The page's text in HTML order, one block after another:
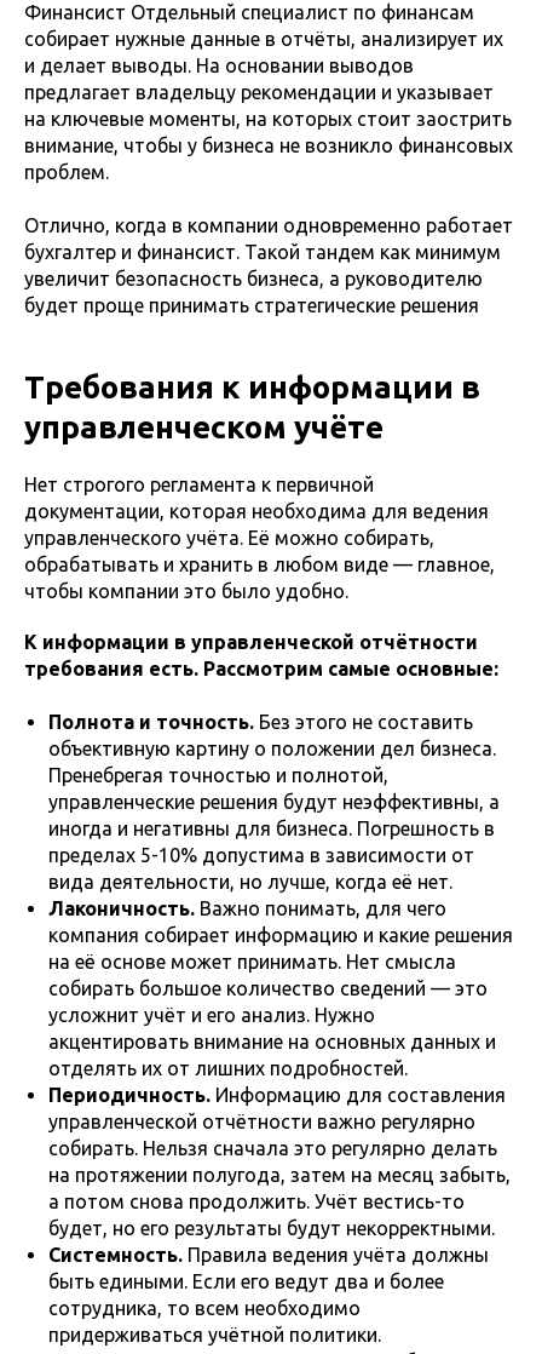
Финансист Отдельный специалист по финансам
собирает нужные данные в отчёты, анализирует их
и делает выводы. На основании выводов
предлагает владельцу рекомендации и указывает
на ключевые моменты, на которых стоит заострить
внимание, чтобы у бизнеса не возникло финансовых
проблем.
Отлично, когда в компании одновременно работает
бухгалтер и финансист. Такой тандем как минимум
увеличит безопасность бизнеса, а руководителю
будет проще принимать стратегические решения
Требования к информации в
управленческом учёте
Нет строгого регламента к первичной
документации, которая необходима для ведения
управленческого учёта. Её можно собирать,
обрабатывать и хранить в любом виде — главное,
чтобы компании это было удобно.
К информации в управленческой отчётности
требования есть. Рассмотрим самые основные:
Полнота и точность. Без этого не составить
объективную картину о положении дел бизнеса.
Пренебрегая точностью и полнотой,
управленческие решения будут неэффективны, а
иногда и негативны для бизнеса. Погрешность в
пределах 5-10% допустима в зависимости от
вида деятельности, но лучше, когда её нет.
Лаконичность. Важно понимать, для чего
компания собирает информацию и какие решения
на её основе может принимать. Нет смысла
собирать большое количество сведений — это
усложнит учёт и его анализ. Нужно
акцентировать внимание на основных данных и
отделять их от лишних подробностей.
Периодичность. Информацию для составления
управленческой отчётности важно регулярно
собирать. Нельзя сначала это регулярно делать
на протяжении полугода, затем на месяц забыть,
а потом снова продолжить. Учёт вестись-то
будет, но его результаты будут некорректными.
Системность. Правила ведения учёта должны
быть едиными. Если его ведут два и более
сотрудника, то всем необходимо
придерживаться учётной политики.